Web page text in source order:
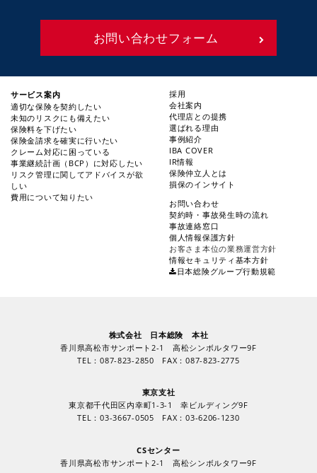
お問い合わせフォーム
サービス案内
適切な保険を契約したい
未知のリスクにも備えたい
保険料を下げたい
保険金請求を確実に行いたい
クレーム対応に困っている
事業継続計画（BCP）に対応したい
リスク管理に関してアドバイスが欲
しい
費用について知りたい
採用
会社案内
代理店との提携
選ばれる理由
事例紹介
IBA COVER
IR情報
保険仲立人とは
損保のインサイト
お問い合わせ
契約時・事故発生時の流れ
事故連絡窓口
個人情報保護方針
お客さま本位の業務運営方針
情報セキュリティ基本方針
日本総険グループ行動規範
株式会社 日本総険 本社
香川県高松市サンポート2-1 高松シンボルタワー9F
TEL：087-823-2850 FAX：087-823-2775
東京支社
東京都千代田区内幸町1-3-1 幸ビルディング9F
TEL：03-3667-0505 FAX：03-6206-1230
CSセンター
香川県高松市サンポート2-1 高松シンボルタワー9F